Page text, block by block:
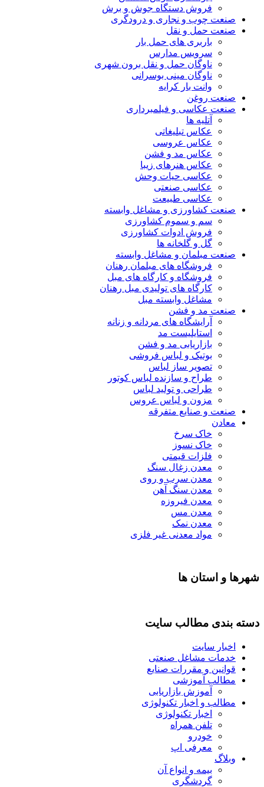
فروش دستگاه جوش و برش
صنعت چوب و نجاری و درودگری
صنعت حمل و نقل
باربری های حمل بار
سرویس مدارس
ناوگان حمل و نقل برون شهری
ناوگان مینی بوسرانی
وانت بار کرایه
صنعت روغن
صنعت عکاسی و فیلمبرداری
آتلیه ها
عکاس تبلیغاتی
عکاس عروسی
عکاس مد و فشن
عکاس هنرهای زیبا
عکاسی حیات وحش
عکاسی صنعتی
عکاسی طبیعت
صنعت کشاورزی و مشاغل وابسته
سم و سموم کشاورزی
فروش ادوات کشاورزی
گل و گلخانه ها
صنعت مبلمان و مشاغل وابسته
فروشگاه های مبلمان رهنان
فروشگاه و کارگاه های مبل
کارگاه های تولیدی مبل رهنان
مشاغل وابسته مبل
صنعت مد و فشن
آرایشگاه های مردانه و زنانه
استایلیست مد
بازاریابی مد و فشن
بوتیک و لباس فروشی
تصویر ساز لباس
طراح و سازنده لباس کوتور
طراحی و تولید لباس
مزون و لباس عروس
صنعت و صنایع متفرقه
معادن
خاک سرخ
خاک نسوز
فلزات قیمتی
معدن زغال سنگ
معدن سرب و روی
معدن سنگ آهن
معدن فیروزه
معدن مس
معدن نمک
مواد معدنی غیر فلزی
شهرها و استان ها
دسته بندی مطالب سایت
اخبار سایت
خدمات مشاغل صنعتی
قوانین و مقررات صنایع
مطالب آموزشی
آموزش بازاریابی
مطالب و اخبار تکنولوژی
اخبار تکنولوژی
تلفن همراه
خودرو
معرفی اپ
وبلاگ
بیمه و انواع آن
گردشگری